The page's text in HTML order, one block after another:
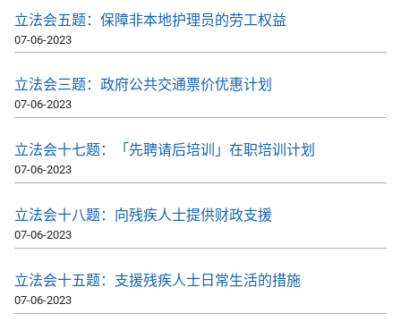
立法会五题：保障非本地护理员的劳工权益
07-06-2023
立法会三题：政府公共交通票价优惠计划
07-06-2023
立法会十七题：「先聘请后培训」在职培训计划
07-06-2023
立法会十八题：向残疾人士提供财政支援
07-06-2023
立法会十五题：支援残疾人士日常生活的措施
07-06-2023